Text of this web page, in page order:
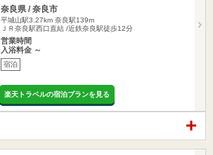
奈良県 / 奈良市
平城山駅3.27km 奈良駅139m
ＪＲ奈良駅西口直結 /近鉄奈良駅徒歩12分
営業時間
入浴料金 ～
宿泊
楽天トラベルの宿泊プランを見る